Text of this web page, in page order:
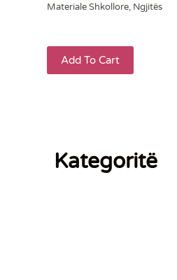
Materiale Shkollore, Ngjitës
Add To Cart
Kategoritë